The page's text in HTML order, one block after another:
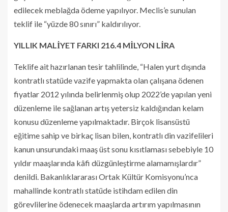
edilecek meblağda ödeme yapılıyor. Meclis’e sunulan
teklif ile “yüzde 80 sınırı” kaldırılıyor.
YILLIK MALİYET FARKI 216.4 MİLYON LİRA
Teklife ait hazırlanan tesir tahlilinde, “Halen yurt dışında
kontratlı statüde vazife yapmakta olan çalışana ödenen
fiyatlar 2012 yılında belirlenmiş olup 2022’de yapılan yeni
düzenleme ile sağlanan artış yetersiz kaldığından kelam
konusu düzenleme yapılmaktadır. Birçok lisansüstü
eğitime sahip ve birkaç lisan bilen, kontratlı din vazifelileri
kanun unsurundaki maaş üst sonu kısıtlaması sebebiyle 10
yıldır maaşlarında kâfi düzgünleştirme alamamışlardır”
denildi. Bakanlıklararası Ortak Kültür Komisyonu’nca
mahallinde kontratlı statüde istihdam edilen din
görevlilerine ödenecek maaşlarda artırım yapılmasının